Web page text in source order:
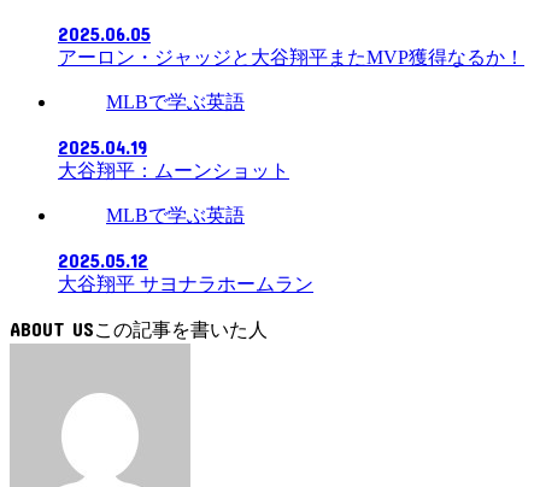
2025.06.05
アーロン・ジャッジと大谷翔平またMVP獲得なるか！
MLBで学ぶ英語
2025.04.19
大谷翔平：ムーンショット
MLBで学ぶ英語
2025.05.12
大谷翔平 サヨナラホームラン
ABOUT US